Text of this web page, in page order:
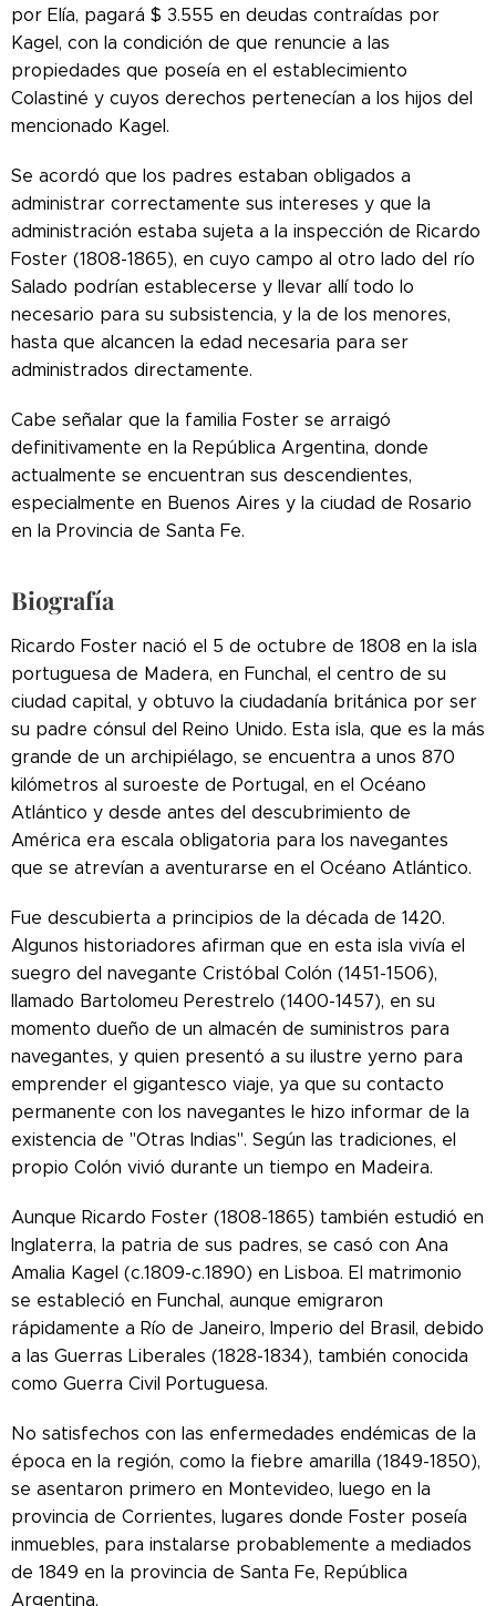
por Elía, pagará $ 3.555 en deudas contraídas por
Kagel, con la condición de que renuncie a las
propiedades que poseía en el establecimiento
Colastiné y cuyos derechos pertenecían a los hijos del
mencionado Kagel.
Se acordó que los padres estaban obligados a
administrar correctamente sus intereses y que la
administración estaba sujeta a la inspección de Ricardo
Foster (1808-1865), en cuyo campo al otro lado del río
Salado podrían establecerse y llevar allí todo lo
necesario para su subsistencia, y la de los menores,
hasta que alcancen la edad necesaria para ser
administrados directamente.
Cabe señalar que la familia Foster se arraigó
definitivamente en la República Argentina, donde
actualmente se encuentran sus descendientes,
especialmente en Buenos Aires y la ciudad de Rosario
en la Provincia de Santa Fe.
Biografía
Ricardo Foster nació el 5 de octubre de 1808 en la isla
portuguesa de Madera, en Funchal, el centro de su
ciudad capital, y obtuvo la ciudadanía británica por ser
su padre cónsul del Reino Unido. Esta isla, que es la más
grande de un archipiélago, se encuentra a unos 870
kilómetros al suroeste de Portugal, en el Océano
Atlántico y desde antes del descubrimiento de
América era escala obligatoria para los navegantes
que se atrevían a aventurarse en el Océano Atlántico.
Fue descubierta a principios de la década de 1420.
Algunos historiadores afirman que en esta isla vivía el
suegro del navegante Cristóbal Colón (1451-1506),
llamado Bartolomeu Perestrelo (1400-1457), en su
momento dueño de un almacén de suministros para
navegantes, y quien presentó a su ilustre yerno para
emprender el gigantesco viaje, ya que su contacto
permanente con los navegantes le hizo informar de la
existencia de "Otras Indias". Según las tradiciones, el
propio Colón vivió durante un tiempo en Madeira.
Aunque Ricardo Foster (1808-1865) también estudió en
Inglaterra, la patria de sus padres, se casó con Ana
Amalia Kagel (c.1809-c.1890) en Lisboa. El matrimonio
se estableció en Funchal, aunque emigraron
rápidamente a Río de Janeiro, Imperio del Brasil, debido
a las Guerras Liberales (1828-1834), también conocida
como Guerra Civil Portuguesa.
No satisfechos con las enfermedades endémicas de la
época en la región, como la fiebre amarilla (1849-1850),
se asentaron primero en Montevideo, luego en la
provincia de Corrientes, lugares donde Foster poseía
inmuebles, para instalarse probablemente a mediados
de 1849 en la provincia de Santa Fe, República
Argentina.